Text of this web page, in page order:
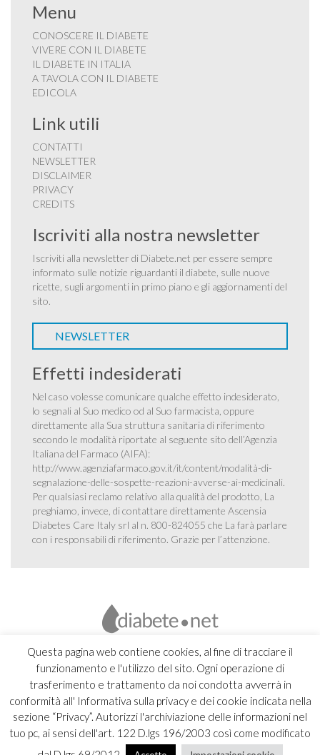
Questa pagina web contiene cookies, al fine di tracciare il
funzionamento e l'utilizzo del sito. Ogni operazione di
trasferimento e trattamento da noi condotta avverrà in
conformità all' Informativa sulla privacy e dei cookie indicata nella
sezione “Privacy”. Autorizzi l'archiviazione delle informazioni nel
tuo pc, ai sensi dell'art. 122 D.lgs 196/2003 così come modificato
Menu
CONOSCERE IL DIABETE
VIVERE CON IL DIABETE
IL DIABETE IN ITALIA
A TAVOLA CON IL DIABETE
EDICOLA
Link utili
CONTATTI
NEWSLETTER
DISCLAIMER
PRIVACY
CREDITS
Iscriviti alla nostra newsletter
Iscriviti alla newsletter di Diabete.net per essere sempre
informato sulle notizie riguardanti il diabete, sulle nuove
ricette, sugli argomenti in primo piano e gli aggiornamenti del
sito.
NEWSLETTER
Effetti indesiderati
Nel caso volesse comunicare qualche effetto indesiderato,
lo segnali al Suo medico od al Suo farmacista, oppure
direttamente alla Sua struttura sanitaria di riferimento
secondo le modalità riportate al seguente sito dell’Agenzia
Italiana del Farmaco (AIFA):
http://www.agenziafarmaco.gov.it/it/content/modalità-di-
segnalazione-delle-sospette-reazioni-avverse-ai-medicinali.
Per qualsiasi reclamo relativo alla qualità del prodotto, La
preghiamo, invece, di contattare direttamente Ascensia
Diabetes Care Italy srl al n. 800-824055 che La farà parlare
con i responsabili di riferimento. Grazie per l’attenzione.